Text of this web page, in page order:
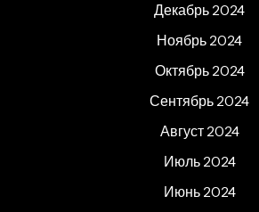
Декабрь 2024
Ноябрь 2024
Октябрь 2024
Сентябрь 2024
Август 2024
Июль 2024
Июнь 2024